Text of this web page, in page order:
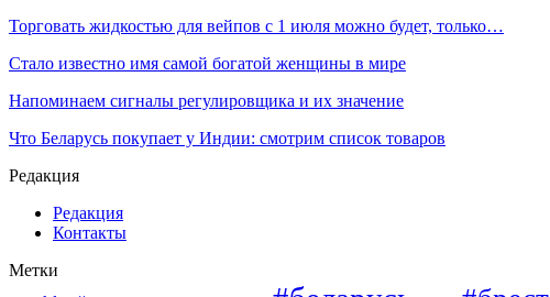
Торговать жидкостью для вейпов с 1 июля можно будет, только…
Стало известно имя самой богатой женщины в мире
Напоминаем сигналы регулировщика и их значение
Что Беларусь покупает у Индии: смотрим список товаров
Редакция
Редакция
Контакты
Метки